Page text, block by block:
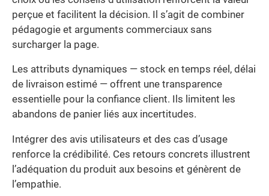
perçue et facilitent la décision. Il s’agit de combiner
pédagogie et arguments commerciaux sans
surcharger la page.
Les attributs dynamiques — stock en temps réel, délai
de livraison estimé — offrent une transparence
essentielle pour la confiance client. Ils limitent les
abandons de panier liés aux incertitudes.
Intégrer des avis utilisateurs et des cas d’usage
renforce la crédibilité. Ces retours concrets illustrent
l’adéquation du produit aux besoins et génèrent de
l’empathie.